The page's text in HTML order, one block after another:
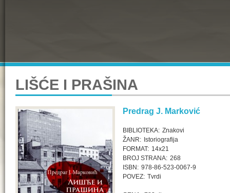
LIŠĆE I PRAŠINA
Predrag J. Marković
BIBLIOTEKA: Znakovi
ŽANR: Istoriografija
FORMAT: 14x21
BROJ STRANA: 268
ISBN: 978-86-523-0067-9
POVEZ: Tvrdi